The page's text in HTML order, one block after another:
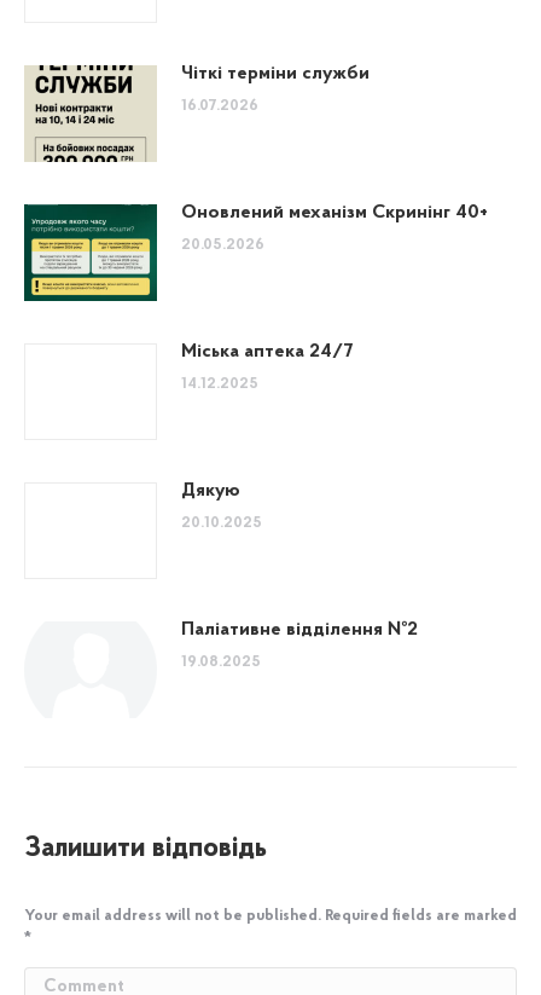
Чіткі терміни служби
16.07.2026
Оновлений механізм Скринінг 40+
20.05.2026
Міська аптека 24/7
14.12.2025
Дякую
20.10.2025
Паліативне відділення №2
19.08.2025
Залишити відповідь
Your email address will not be published. Required fields are marked
*
Comment